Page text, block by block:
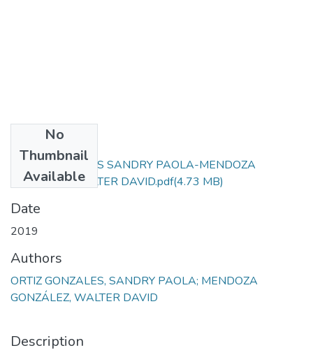
No
Thumbnail
Available
ORTIZ GONZALES SANDRY PAOLA-MENDOZA
GONZÁLEZ WALTER DAVID.pdf(4.73 MB)
Date
2019
Authors
ORTIZ GONZALES, SANDRY PAOLA; MENDOZA
GONZÁLEZ, WALTER DAVID
Description